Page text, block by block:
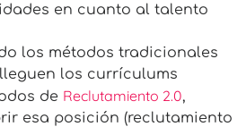
en cuanto al talento
los métodos tradicionales
los currículums
de Reclutamiento 2.0,
esa posición (reclutamiento